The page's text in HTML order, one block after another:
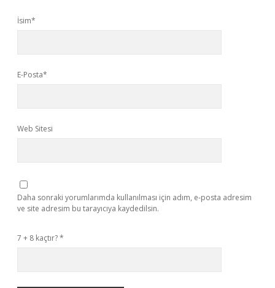
İsim*
E-Posta*
Web Sitesi
Daha sonraki yorumlarımda kullanılması için adım, e-posta adresim
ve site adresim bu tarayıcıya kaydedilsin.
7 + 8 kaçtır?*